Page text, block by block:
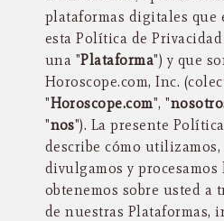
plataformas digitales que
esta Política de
una "Plataforma") y que
Horoscope.com, Inc.
"Horoscope.com", "
"nos"). La presente
describe cómo utilizamos,
divulgamos y
obtenemos sobre usted a
de nuestras Plataformas,